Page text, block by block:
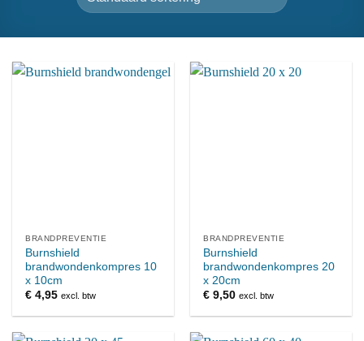
BRANDPREVENTIE
Burnshield
brandwondenkompres 10
x 10cm
€ 4,95 excl. btw
BRANDPREVENTIE
Burnshield
brandwondenkompres 20
x 20cm
€ 9,50 excl. btw